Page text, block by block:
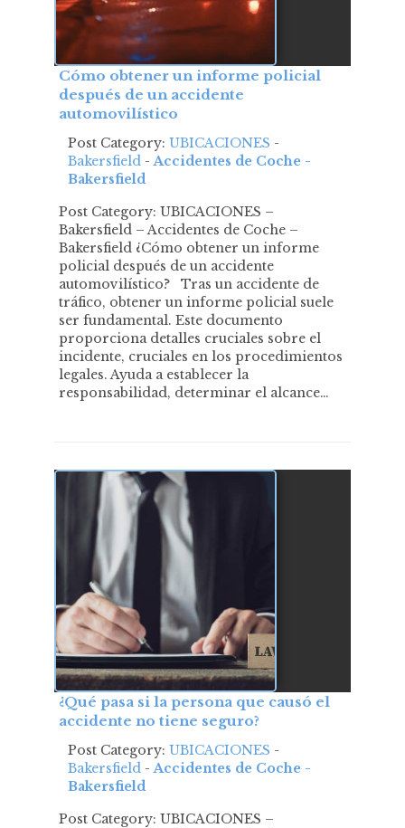
Cómo obtener un informe policial
después de un accidente
automovilístico
Post Category: UBICACIONES -
Bakersfield -Accidentes de Coche -
Bakersfield
Post Category: UBICACIONES –
Bakersfield – Accidentes de Coche –
Bakersfield ¿Cómo obtener un informe
policial después de un accidente
automovilístico? Tras un accidente de
tráfico, obtener un informe policial suele
ser fundamental. Este documento
proporciona detalles cruciales sobre el
incidente, cruciales en los procedimientos
legales. Ayuda a establecer la
responsabilidad, determinar el alcance…
¿Qué pasa si la persona que causó el
accidente no tiene seguro?
Post Category: UBICACIONES -
Bakersfield -Accidentes de Coche -
Bakersfield
Post Category: UBICACIONES –